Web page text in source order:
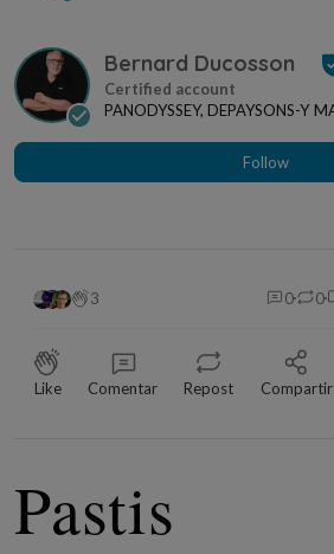
Bernard Ducosson
PANODYSSEY, DEPAYSONS-Y MA DEVISE : QUI AIME BIEN,
Follow
3 0 0
Like Comentar Repost Compartir
Pastis